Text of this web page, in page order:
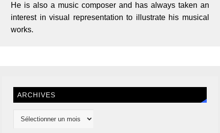
He is also a music composer and has always taken an
interest in visual representation to illustrate his musical
works.
ARCHIVES